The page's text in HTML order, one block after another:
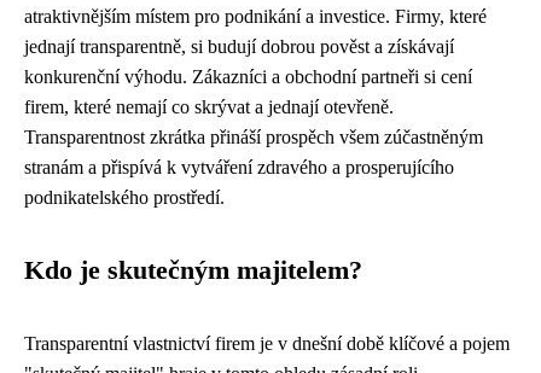
atraktivnějším místem pro podnikání a investice. Firmy, které
jednají transparentně, si budují dobrou pověst a získávají
konkurenční výhodu. Zákazníci a obchodní partneři si cení
firem, které nemají co skrývat a jednají otevřeně.
Transparentnost zkrátka přináší prospěch všem zúčastněným
stranám a přispívá k vytváření zdravého a prosperujícího
podnikatelského prostředí.
Kdo je skutečným majitelem?
Transparentní vlastnictví firem je v dnešní době klíčové a pojem